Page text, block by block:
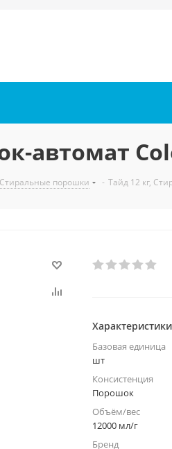
автомат
Стиральные порошки - Тайд 12 кг,
Характеристики
Базовая единица
шт
Консистенция
Порошок
Объём/вес
12000 мл/г
Бренд